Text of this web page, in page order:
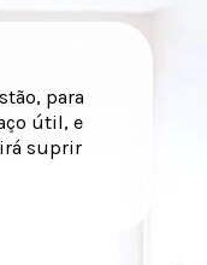
para
útil, e
suprir